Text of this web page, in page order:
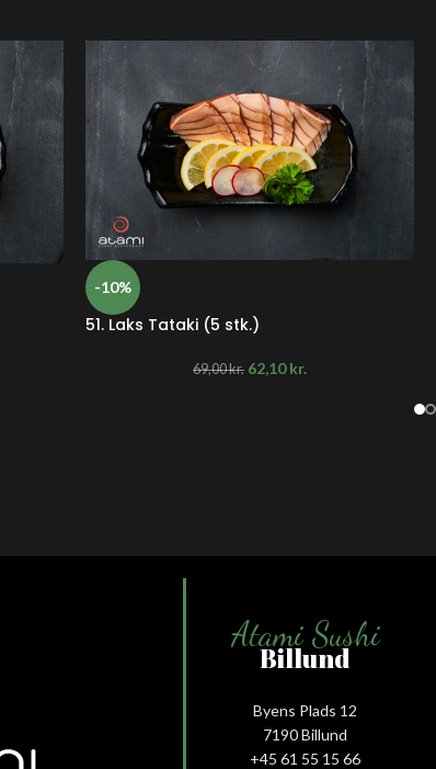
-10%
51. Laks Tataki (5 stk.)
69,00kr. 62,10kr.
Atami Sushi
Billund
Byens Plads 12
7190 Billund
+45 61 55 15 66‬